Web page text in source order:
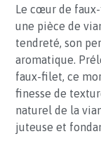
Le cœur de
une pièce de
tendreté, son
aromatique.
faux-filet, ce
finesse de
naturel de la
juteuse et